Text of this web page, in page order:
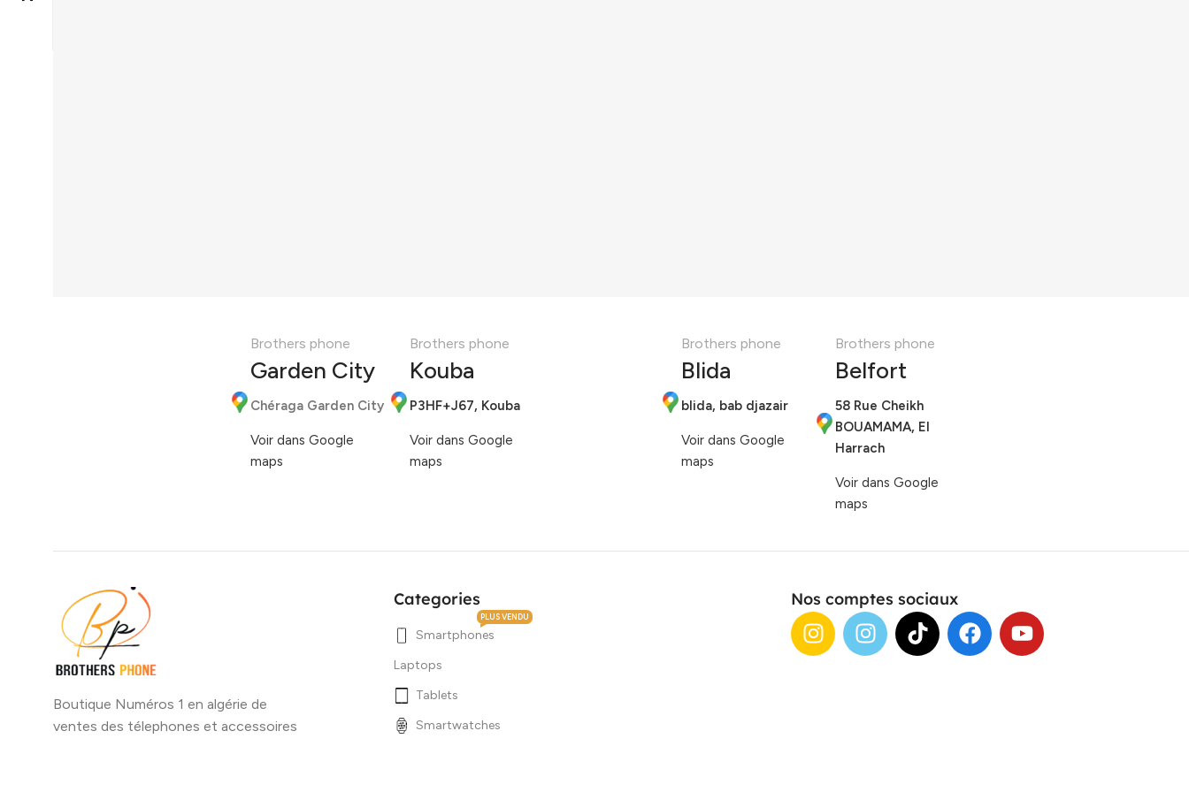
Brothers phone
Garden City
Chéraga Garden City
Voir dans Google
maps
Brothers phone
Kouba
P3HF+J67, Kouba
Voir dans Google
maps
Brothers phone
Blida
blida, bab djazair
Voir dans Google
maps
Brothers phone
Belfort
58 Rue Cheikh
BOUAMAMA, El
Harrach
Voir dans Google
maps
Boutique Numéros 1 en algérie de
ventes des télephones et accessoires
Categories
Smartphones
PLUS VENDU
Laptops
Tablets
Smartwatches
Nos comptes sociaux